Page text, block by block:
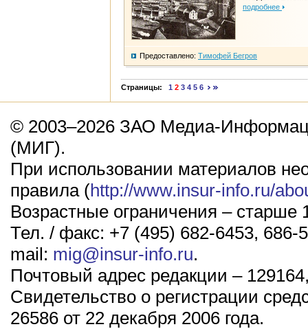
подробнее
Предоставлено: Тимофей Бегров
Страницы: 1 2 3 4 5 6
© 2003–2026 ЗАО Медиа-
(МИГ).
При использовании материалов
правила (http://www.insur-info.ru/
Возрастные ограничения – старше
Тел. / факс: +7 (495) 682-6453, 686-
mail: mig@insur-info.ru.
Почтовый адрес редакции –
Свидетельство о регистрации
26586 от 22 декабря 2006 года.